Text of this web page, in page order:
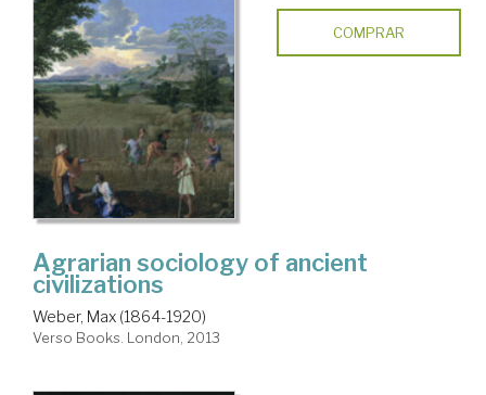
COMPRAR
Agrarian sociology of ancient
civilizations
Weber, Max (1864-1920)
Verso Books. London, 2013